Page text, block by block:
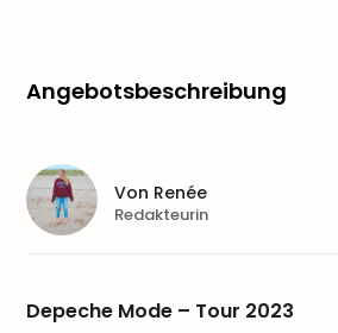
Angebotsbeschreibung
Depeche Mode – Tour 2023
Von Renée
Redakteurin